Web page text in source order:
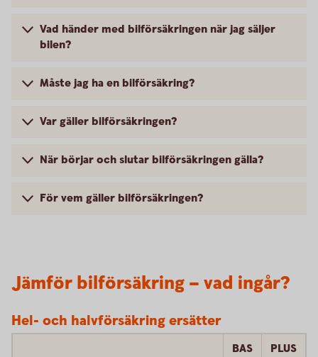
Vad händer med bilförsäkringen när jag säljer
bilen?
Måste jag ha en bilförsäkring?
Var gäller bilförsäkringen?
När börjar och slutar bilförsäkringen gälla?
För vem gäller bilförsäkringen?
Jämför bilförsäkring – vad ingår?
Hel- och halvförsäkring ersätter
BAS PLUS